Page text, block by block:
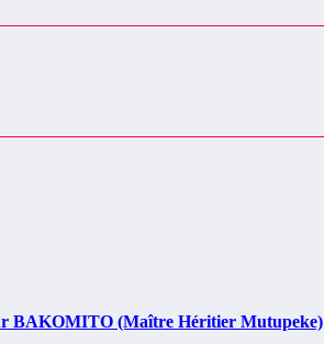
BAKOMITO (Maître Héritier Mutupeke)